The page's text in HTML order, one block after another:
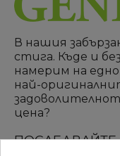
В нашия
стига. Къде и
намерим на
най-
цена?
ПОСЛЕДВАЙТЕ